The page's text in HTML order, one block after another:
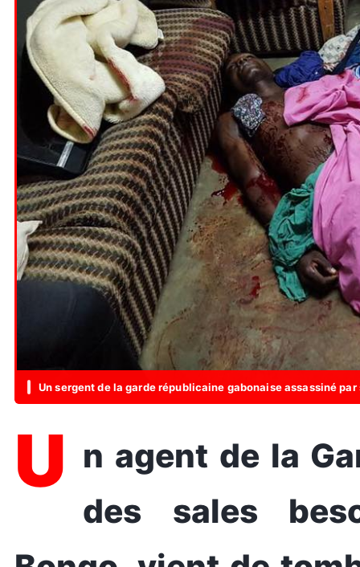
Un sergent de la garde républicaine gabonaise assassiné par
U n agent de la Garde républicaine, chargée
des sales